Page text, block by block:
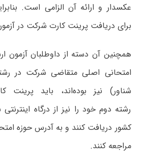
عکسدار و ارائه آن الزامی است.
برای دریافت پرینت کارت شرکت در
همچنین آن دسته از داوطلبان آزمون
امتحانی اصلی متقاضی شرکت در
شناور) نیز بوده‌اند، باید
رشته دوم خود را نیز از درگاه
کشور دریافت کنند و به آدرس حوزه
مراجعه کنند.